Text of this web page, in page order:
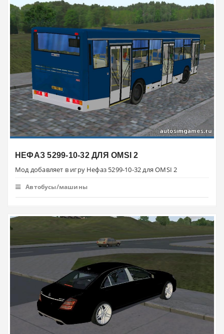
НЕФАЗ 5299-10-32 ДЛЯ OMSI 2
Мод добавляет в игру Нефаз 5299-10-32 для OMSI 2
Автобусы/машины